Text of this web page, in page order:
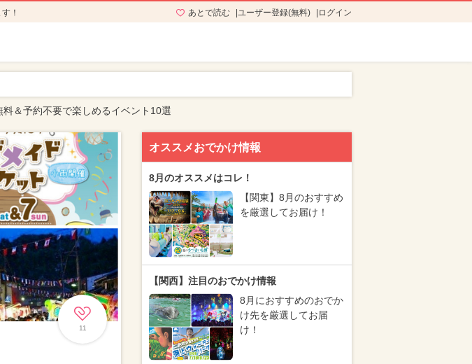
！ あとで読む ユーザー登録(無料) ログイン
＆予約不要で楽しめるイベント10選
11
オススメおでかけ情報
8月のオススメはコレ！
【関東】8月のおすすめ
を厳選してお届け！
【関西】注目のおでかけ情報
8月におすすめのおでか
け先を厳選してお届
け！